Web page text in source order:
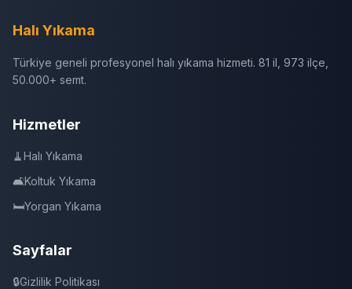
Halı Yıkama
Türkiye geneli profesyonel halı yıkama hizmeti. 81 il, 973 ilçe,
50.000+ semt.
Hizmetler
🧹Halı Yıkama
🛋️Koltuk Yıkama
🛏️Yorgan Yıkama
Sayfalar
🔒Gizlilik Politikası